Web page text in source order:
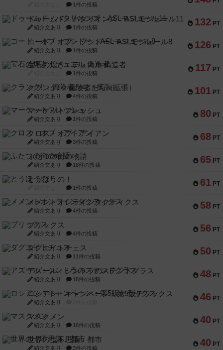
1件の投稿
132 PT
ドゥームド・バタリオンズ：ASLモジュール11
紹介文あり 1件の投稿
126 PT
コード・オブ・ブシドー：ASLモジュール8
紹介文あり 1件の投稿
117 PT
宝石の煌き：デュエル 偽造者
1件の投稿
101 PT
クランク! ：冒険者たち（拡張）
紹介文あり 4件の投稿
80 PT
マーケットフレッシュ
紹介文あり 1件の投稿
68 PT
クロス・オブ・アイアン
紹介文あり 3件の投稿
65 PT
ふたつの街の物語
紹介文あり 18件の投稿
61 PT
とうほうの！
1件の投稿
58 PT
メメントオンラインタクティクス
紹介文あり 4件の投稿
56 PT
ブリックス
紹介文あり 4件の投稿
50 PT
ダグエイトチェス
紹介文あり 11件の投稿
48 PT
アズール：シントラのステンドグラス
紹介文あり 18件の投稿
46 PT
ロシアン・キャンペーン：第5版デラックス
紹介文あり
40 PT
マスクメン
紹介文あり 16件の投稿
40 PT
世界の七不思議：都市
紹介文あり 3件の投稿